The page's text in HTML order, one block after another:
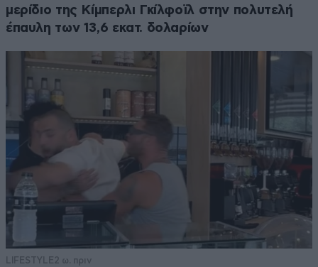
μερίδιο της Κίμπερλι Γκίλφοϊλ στην πολυτελή
έπαυλη των 13,6 εκατ. δολαρίων
LIFESTYLE2 ω. πριν